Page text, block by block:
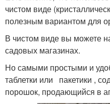
чистом виде
полезным вариантом для
В чистом виде вы можете
садовых магазинах.
Но самыми простыми и
таблетки или пакетики ,
порошок, продающийся в